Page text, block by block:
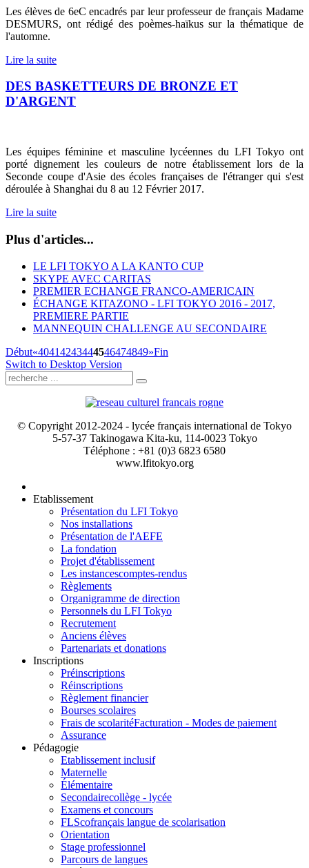
Les élèves de 6eC encadrés par leur professeur de français Madame
DESMURS, ont rédigé des poèmes-haïkus sur la thématique de
l'automne.
Lire la suite
DES BASKETTEURS DE BRONZE ET
D'ARGENT
Les équipes féminine et masculine lycéennes du LFI Tokyo ont
porté dignement les couleurs de notre établissement lors de la
Seconde coupe d'Asie des écoles françaises de l'étranger qui s'est
déroulée à Shanghai du 8 au 12 Février 2017.
Lire la suite
Plus d'articles...
LE LFI TOKYO A LA KANTO CUP
SKYPE AVEC CARITAS
PREMIER ECHANGE FRANCO-AMERICAIN
ÉCHANGE KITAZONO - LFI TOKYO 2016 - 2017,
PREMIERE PARTIE
MANNEQUIN CHALLENGE AU SECONDAIRE
Début«40414243444546474849»Fin
Switch to Desktop Version
© Copyright 2012-2024 - lycée français international de Tokyo
5-57-37 Takinogawa Kita-ku, 114-0023 Tokyo
Téléphone : +81 (0)3 6823 6580
www.lfitokyo.org
Etablissement
Présentation du LFI Tokyo
Nos installations
Présentation de l'AEFE
La fondation
Projet d'établissement
Les instancescomptes-rendus
Règlements
Organigramme de direction
Personnels du LFI Tokyo
Recrutement
Anciens élèves
Partenariats et donations
Inscriptions
Préinscriptions
Réinscriptions
Règlement financier
Bourses scolaires
Frais de scolaritéFacturation - Modes de paiement
Assurance
Pédagogie
Etablissement inclusif
Maternelle
Élémentaire
Secondairecollège - lycée
Examens et concours
FLScofrançais langue de scolarisation
Orientation
Stage professionnel
Parcours de langues